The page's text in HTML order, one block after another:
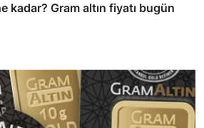
kadar? Gram altın fiyatı bugün